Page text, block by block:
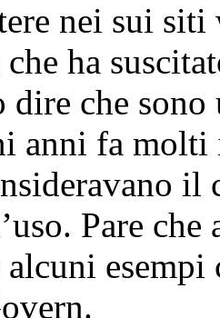
nei sui siti
che ha
dire che sono
anni fa
il
Pare
alcuni